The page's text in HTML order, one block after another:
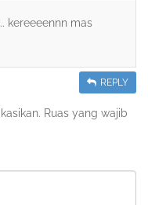
kereeeennn mas
REPLY
Ruas yang wajib